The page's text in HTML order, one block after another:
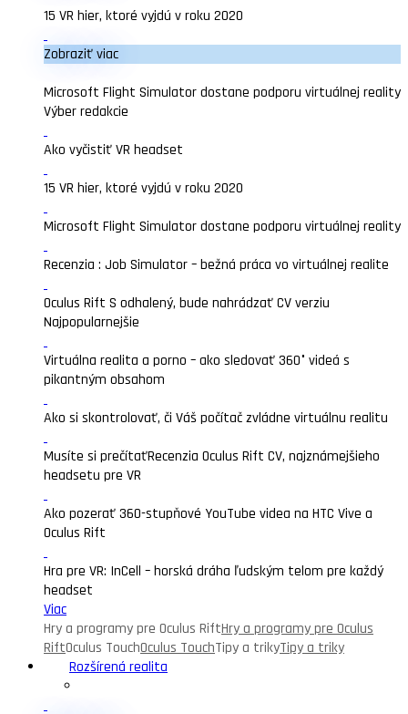
15 VR hier, ktoré vyjdú v roku 2020
Zobraziť viac
Microsoft Flight Simulator dostane podporu virtuálnej reality
Výber redakcie
Ako vyčistiť VR headset
15 VR hier, ktoré vyjdú v roku 2020
Microsoft Flight Simulator dostane podporu virtuálnej reality
Recenzia : Job Simulator – bežná práca vo virtuálnej realite
Oculus Rift S odhalený, bude nahrádzať CV verziu
Najpopularnejšie
Virtuálna realita a porno – ako sledovať 360° videá s
pikantným obsahom
Ako si skontrolovať, či Váš počítač zvládne virtuálnu realitu
Musíte si prečítaťRecenzia Oculus Rift CV, najznámejšieho
headsetu pre VR
Ako pozerať 360-stupňové YouTube videa na HTC Vive a
Oculus Rift
Hra pre VR: InCell – horská dráha ľudským telom pre každý
headset
Viac
Hry a programy pre Oculus RiftHry a programy pre Oculus
RiftOculus TouchOculus TouchTipy a trikyTipy a triky
Rozšírená realita